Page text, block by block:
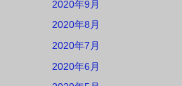
2020年9月
2020年8月
2020年7月
2020年6月